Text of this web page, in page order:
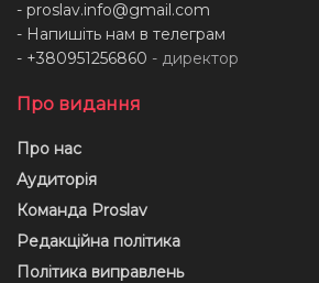
- proslav.info@gmail.com
- Напишіть нам в телеграм
- +380951256860 - директор
Про видання
Про нас
Аудиторія
Команда Proslav
Редакційна політика
Політика виправлень